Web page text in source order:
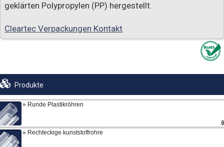
geklärten Polypropylen (PP) hergestellt.
Cleartec Verpackungen Kontakt
Produkte
Runde Plastikröhren
Rechteckige kunststoffrohre